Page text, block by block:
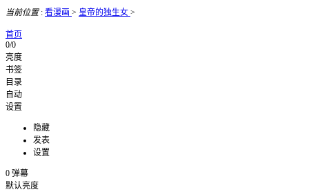
当前位置: 看漫画 > 皇帝的独生女 >
首页
0/0
亮度
书签
目录
自动
设置
隐藏
发表
设置
0 弹幕
默认亮度